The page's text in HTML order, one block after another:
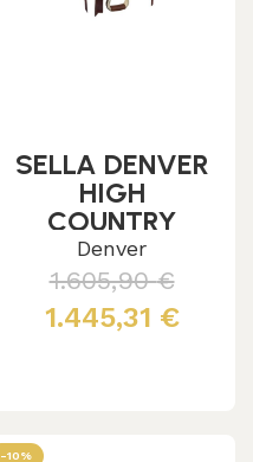
SELLA DENVER
HIGH
COUNTRY
NUOVA
ETICHETTATA
SE00541
Denver
1.605,90€
1.445,31 €
-10%